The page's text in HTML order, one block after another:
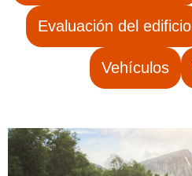
Evaluación del edificio
Vehículos